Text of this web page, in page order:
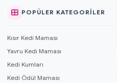
POPÜLER KATEGORILER
Kısır Kedi Maması
Yavru Kedi Maması
Kedi Kumları
Kedi Ödül Maması